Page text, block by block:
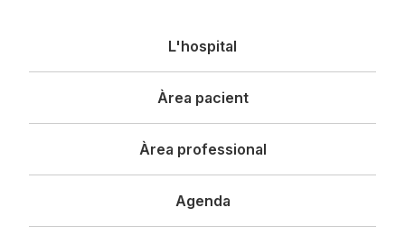
principal
L'hospital
Àrea pacient
Àrea professional
Agenda